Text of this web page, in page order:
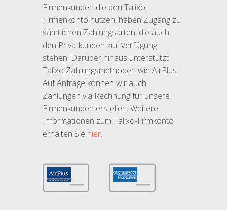
Firmenkunden die den Talixo-
Firmenkonto nutzen, haben Zugang zu
sämtlichen Zahlungsarten, die auch
den Privatkunden zur Verfügung
stehen. Darüber hinaus unterstützt
Talixo Zahlungsmethoden wie AirPlus.
Auf Anfrage können wir auch
Zahlungen via Rechnung für unsere
Firmenkunden erstellen. Weitere
Informationen zum Talixo-Firmkonto
erhalten Sie hier.